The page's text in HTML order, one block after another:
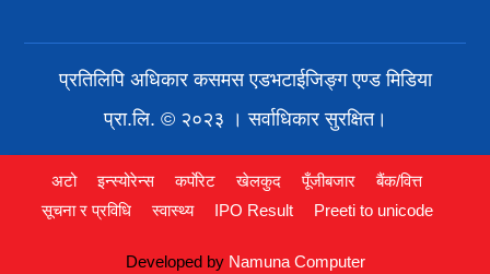
प्रतिलिपि अधिकार कसमस एडभटाईजिङ्ग एण्ड मिडिया
प्रा.लि. © २०२३ । सर्वाधिकार सुरक्षित।
अटो इन्स्योरेन्स कर्पाेरेट खेलकुद पूँजीबजार
बैंक/वित्त
सूचना र प्रविधि
स्वास्थ्य IPO Result Preeti to unicode
Developed by Namuna Computer